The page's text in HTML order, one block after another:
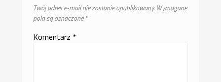
Twój adres e-mail nie zostanie opublikowany. Wymagane
pola są oznaczone*
Komentarz *